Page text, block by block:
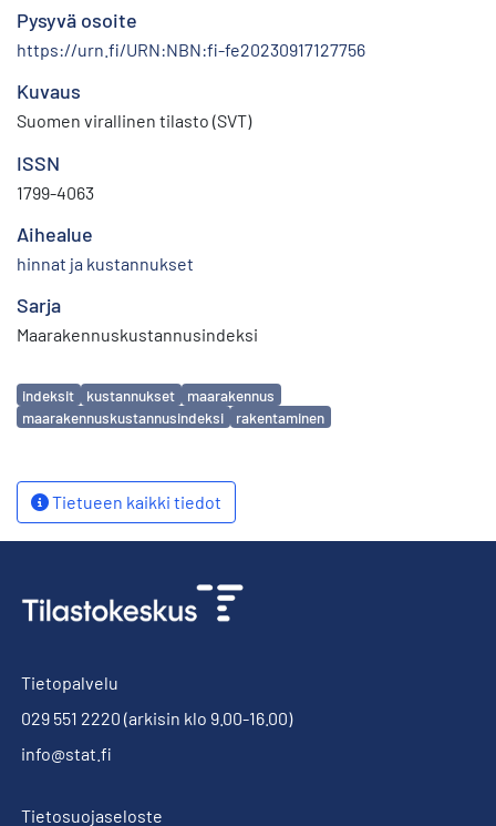
Pysyvä osoite
https://urn.fi/URN:NBN:fi-fe20230917127756
Kuvaus
Suomen virallinen tilasto (SVT)
ISSN
1799-4063
Aihealue
hinnat ja kustannukset
Sarja
Maarakennuskustannusindeksi
Avainsanat
indeksit kustannukset
maarakennus
maarakennuskustannusindeksi
rakentaminen
Tietueen kaikki tiedot
Tietopalvelu
029 551 2220 (arkisin klo 9.00-16.00)
info@stat.fi
Tietosuojaseloste